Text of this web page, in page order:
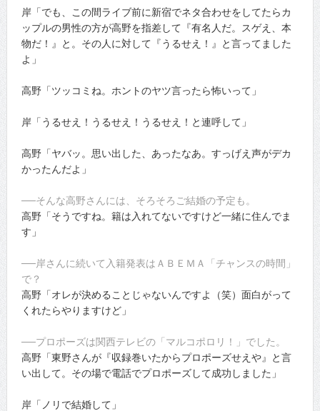
岸「でも、この間ライブ前に新宿でネタ合わせをしてたらカ
ップルの男性の方が高野を指差して『有名人だ。スゲえ、本
物だ！』と。その人に対して『うるせえ！』と言ってました
よ」
高野「ツッコミね。ホントのヤツ言ったら怖いって」
岸「うるせえ！うるせえ！うるせえ！と連呼して」
高野「ヤバッ。思い出した、あったなあ。すっげえ声がデカ
かったんだよ」
──そんな高野さんには、そろそろご結婚の予定も。
高野「そうですね。籍は入れてないですけど一緒に住んでま
す」
──岸さんに続いて入籍発表はＡＢＥＭＡ「チャンスの時間」
で？
高野「オレが決めることじゃないんですよ（笑）面白がって
くれたらやりますけど」
──プロポーズは関西テレビの「マルコポロリ！」でした。
高野「東野さんが『収録巻いたからプロポーズせえや』と言
い出して。その場で電話でプロポーズして成功しました」
岸「ノリで結婚して」